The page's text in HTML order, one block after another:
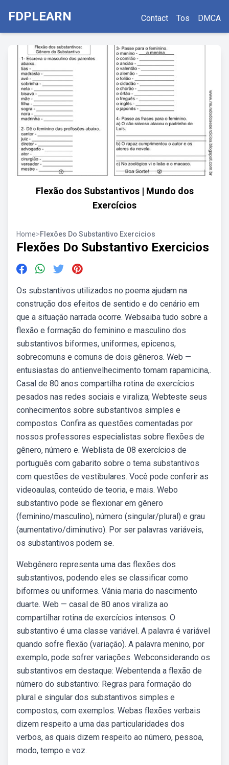
FDPLEARN Contact Tos DMCA
Flexão dos Substantivos | Mundo dos
Exercícios
Home>Flexões Do Substantivo Exercicios
Flexões Do Substantivo Exercicios
Os substantivos utilizados no poema ajudam na
construção dos efeitos de sentido e do cenário em
que a situação narrada ocorre. Websaiba tudo sobre a
flexão e formação do feminino e masculino dos
substantivos biformes, uniformes, epicenos,
sobrecomuns e comuns de dois gêneros. Web —
entusiastas do antienvelhecimento tomam rapamicina,.
Casal de 80 anos compartilha rotina de exercícios
pesados nas redes sociais e viraliza; Webteste seus
conhecimentos sobre substantivos simples e
compostos. Confira as questões comentadas por
nossos professores especialistas sobre flexões de
gênero, número e. Weblista de 08 exercícios de
português com gabarito sobre o tema substantivos
com questões de vestibulares. Você pode conferir as
videoaulas, conteúdo de teoria, e mais. Webo
substantivo pode se flexionar em gênero
(feminino/masculino), número (singular/plural) e grau
(aumentativo/diminutivo). Por ser palavras variáveis,
os substantivos podem se.
Webgênero representa uma das flexões dos
substantivos, podendo eles se classificar como
biformes ou uniformes. Vânia maria do nascimento
duarte. Web — casal de 80 anos viraliza ao
compartilhar rotina de exercícios intensos. O
substantivo é uma classe variável. A palavra é variável
quando sofre flexão (variação). A palavra menino, por
exemplo, pode sofrer variações. Webconsiderando os
substantivos em destaque: Webentenda a flexão de
número do substantivo: Regras para formação do
plural e singular dos substantivos simples e
compostos, com exemplos. Webas flexões verbais
dizem respeito a uma das particularidades dos
verbos, as quais dizem respeito ao número, pessoa,
modo, tempo e voz.